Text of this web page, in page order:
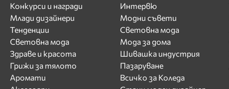
Конкурси и награди
Млади дизайнери
Тенденции
Световна мода
Здраве и красота
Грижи за тялото
Аромати
Интервю
Модни съвети
Световна мода
Мода за дома
Шивашка индустрия
Пазаруване
Всичко за Коледа